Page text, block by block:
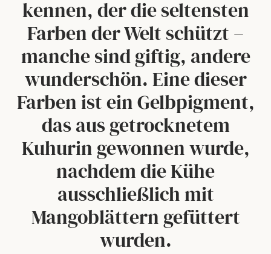
kennen, der die seltensten
Farben der Welt schützt –
manche sind giftig, andere
wunderschön. Eine dieser
Farben ist ein Gelbpigment,
das aus getrocknetem
Kuhurin gewonnen wurde,
nachdem die Kühe
ausschließlich mit
Mangoblättern gefüttert
wurden.